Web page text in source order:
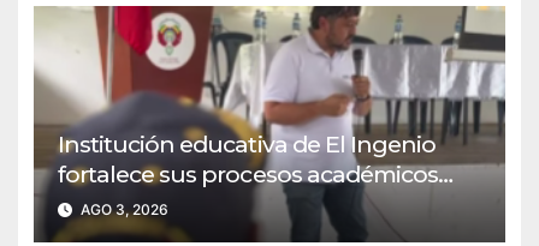
Institución educativa de El Ingenio
fortalece sus procesos académicos
con energía solar
AGO 3, 2026